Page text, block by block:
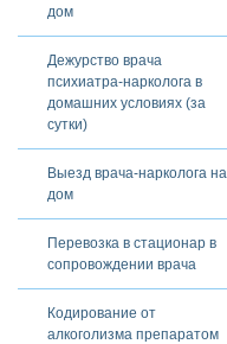
дом
Дежурство врача
психиатра-нарколога в
домашних условиях (за
сутки)
Выезд врача-нарколога на
дом
Перевозка в стационар в
сопровождении врача
Кодирование от
алкоголизма препаратом